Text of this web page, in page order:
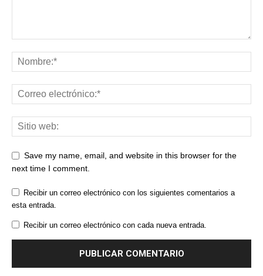
Save my name, email, and website in this browser for the
next time I comment.
Recibir un correo electrónico con los siguientes comentarios a
esta entrada.
Recibir un correo electrónico con cada nueva entrada.